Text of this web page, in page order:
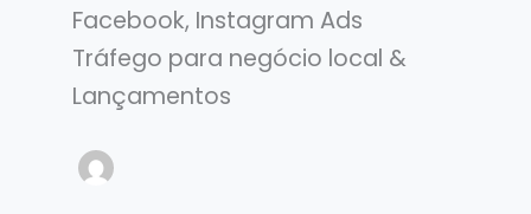
Facebook, Instagram Ads⁣
Tráfego para negócio local &
Lançamentos